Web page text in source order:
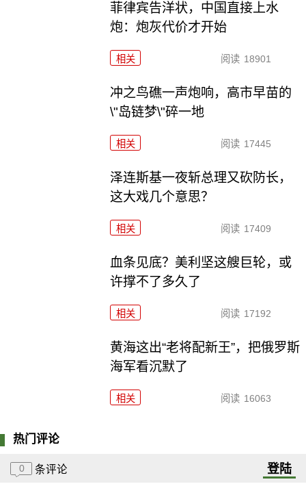
菲律宾告洋状，中国直接上水
炮：炮灰代价才开始
相关 阅读 18901
冲之鸟礁一声炮响，高市早苗的
\"岛链梦\"碎一地
相关 阅读 17445
泽连斯基一夜斩总理又砍防长，
这大戏几个意思？
相关 阅读 17409
血条见底？美利坚这艘巨轮，或
许撑不了多久了
相关 阅读 17192
黄海这出“老将配新王”，把俄罗斯
海军看沉默了
相关 阅读 16063
热门评论
0 条评论 登陆